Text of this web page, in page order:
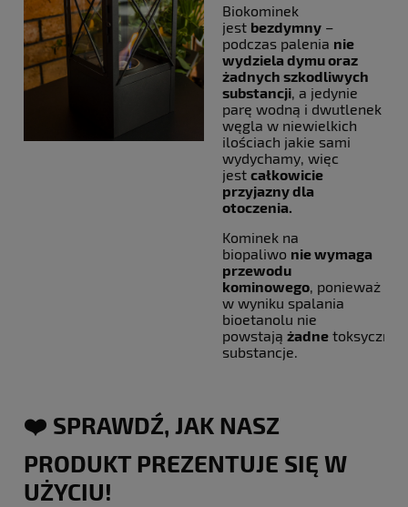
Biokominek
jest bezdymny –
podczas palenia nie
wydziela dymu oraz
żadnych szkodliwych
substancji , a jedynie
parę wodną i dwutlenek
węgla w niewielkich
ilościach jakie sami
wydychamy, więc
jest całkowicie
przyjazny dla
otoczenia.
Kominek na
biopaliwo nie wymaga
przewodu
kominowego, ponieważ
w wyniku spalania
bioetanolu nie
powstają żadne toksyczne
substancje.
❤️ SPRAWDŹ, JAK NASZ
PRODUKT PREZENTUJE SIĘ W
UŻYCIU!